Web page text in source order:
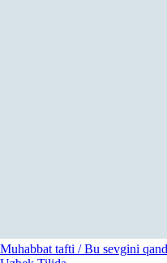
Muhabbat tafti / Bu sevgini